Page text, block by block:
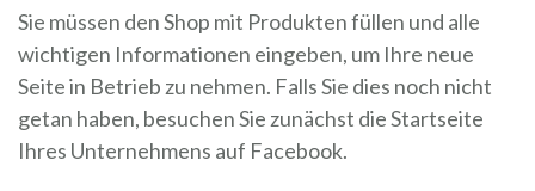
Sie müssen den Shop mit Produkten füllen und alle
wichtigen Informationen eingeben, um Ihre neue
Seite in Betrieb zu nehmen. Falls Sie dies noch nicht
getan haben, besuchen Sie zunächst die Startseite
Ihres Unternehmens auf Facebook.